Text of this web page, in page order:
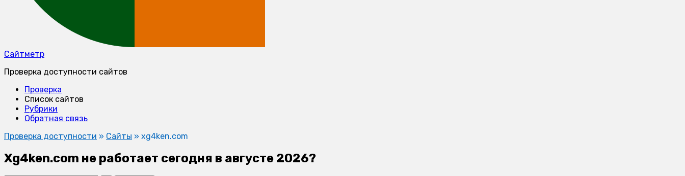
Сайтметр
Проверка доступности сайтов
Проверка
Список сайтов
Рубрики
Обратная связь
Проверка доступности » Сайты » xg4ken.com
Xg4ken.com не работает сегодня в августе 2026?